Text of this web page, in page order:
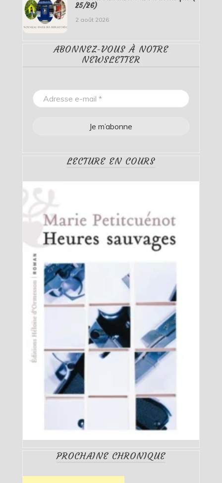
25/26)
2 août 2026
ABONNEZ-VOUS À NOTRE
NEWSLETTER
LECTURE EN COURS
PROCHAINE CHRONIQUE